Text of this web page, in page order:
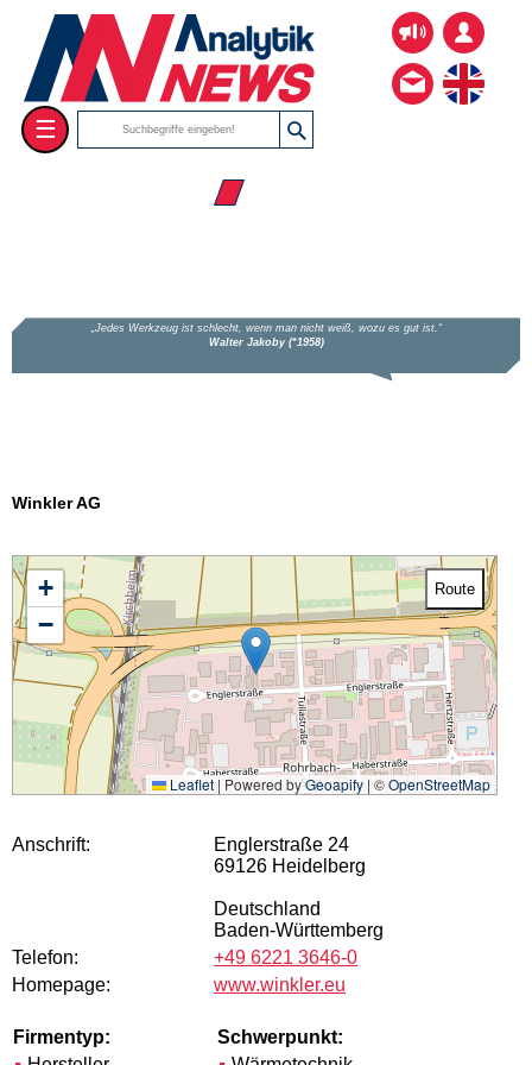
☰
☰ Firmenverzeichnis
Winkler AG
+
−
Route
Leaflet | Powered byGeoapify| ©OpenStreetMap
Anschrift:
Englerstraße 24
69126 Heidelberg
Deutschland
Baden-Württemberg
Telefon:
+49 6221 3646-0
Homepage:
www.winkler.eu
Firmentyp:
Schwerpunkt: